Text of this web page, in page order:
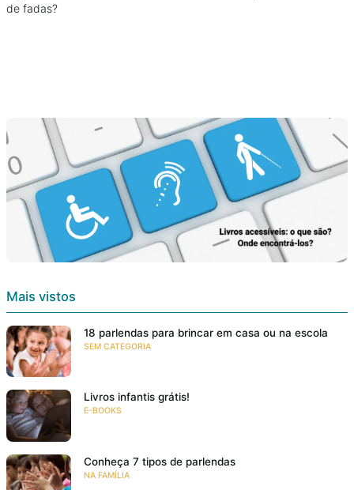
de fadas?
Mais vistos
18 parlendas para brincar em casa ou na escola
SEM CATEGORIA
Livros infantis grátis!
E-BOOKS
Conheça 7 tipos de parlendas
NA FAMÍLIA